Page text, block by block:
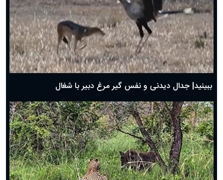
دعای روز سوم ماه مبارک رمضان؛ ۱۴ اسفند ۱۴۰۴
دعای روز دوم ماه مبارک رمضان ۱ اسفند ماه ۱۴۰۴
دعای روز اول ماه مبارک رمضان، ۳۰ بهمن ۱۴۰۴
حضرت زینب(س) چگونه از دنیا رفت؟
بهترین پیامک تبریک روز پدر ۱۴۰۴؛ جملات زیبا و صمیمانه
ببینید| جدال دیدنی و نفس گیر مرغ دبیر با شغال